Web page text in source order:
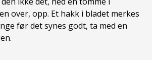
over, opp. Et hakk i bladet merkes
før det synes godt, ta med en